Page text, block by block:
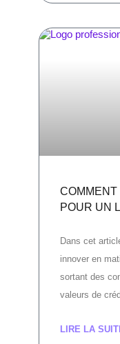
POUR UN
Dans cet
innover en
sortant des
valeurs de
LIRE LA